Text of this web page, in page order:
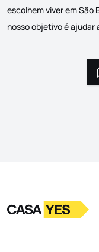
escolhem viver em São
nosso objetivo é ajudar
LogoIr para a